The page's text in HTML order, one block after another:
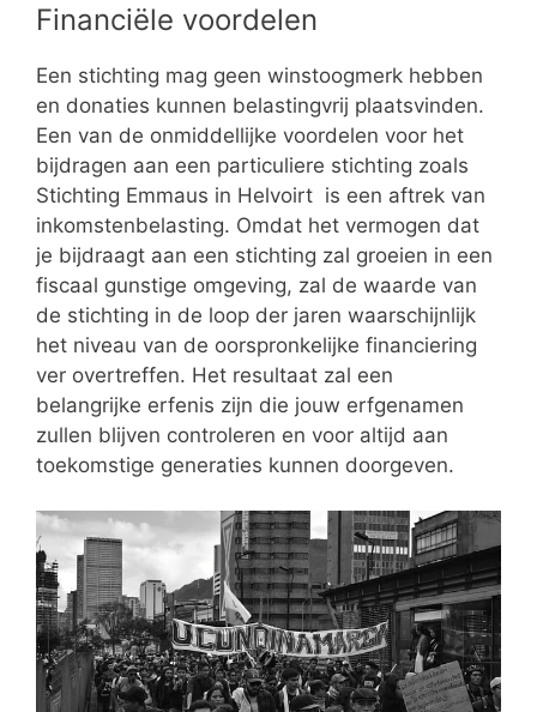
Financiële voordelen
Een stichting mag geen winstoogmerk hebben
en donaties kunnen belastingvrij plaatsvinden.
Een van de onmiddellijke voordelen voor het
bijdragen aan een particuliere stichting zoals
Stichting Emmaus in Helvoirt is een aftrek van
inkomstenbelasting. Omdat het vermogen dat
je bijdraagt aan een stichting zal groeien in een
fiscaal gunstige omgeving, zal de waarde van
de stichting in de loop der jaren waarschijnlijk
het niveau van de oorspronkelijke financiering
ver overtreffen. Het resultaat zal een
belangrijke erfenis zijn die jouw erfgenamen
zullen blijven controleren en voor altijd aan
toekomstige generaties kunnen doorgeven.